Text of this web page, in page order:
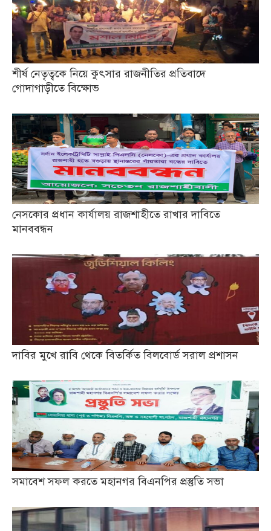
শীর্ষ নেতৃত্বকে নিয়ে কুৎসার রাজনীতির প্রতিবাদে
গোদাগাড়ীতে বিক্ষোভ
নেসকোর প্রধান কার্যালয় রাজশাহীতে রাখার দাবিতে
মানববন্ধন
দাবির মুখে রাবি থেকে বিতর্কিত বিলবোর্ড সরাল প্রশাসন
সমাবেশ সফল করতে মহানগর বিএনপির প্রস্তুতি সভা